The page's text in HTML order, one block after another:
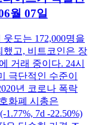
월 07일
도는 172,000명을
했고, 비트코인은 장
거래 중이다. 24시
극단적인 수준이
년 코로나 폭락
화폐 시총은
7d -22.50%)